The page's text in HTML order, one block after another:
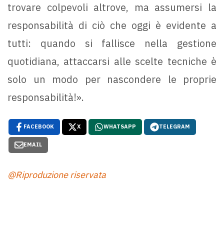
trovare colpevoli altrove, ma assumersi la
responsabilità di ciò che oggi è evidente a
tutti: quando si fallisce nella gestione
quotidiana, attaccarsi alle scelte tecniche è
solo un modo per nascondere le proprie
responsabilità!».
FACEBOOK X WHATSAPP TELEGRAM
EMAIL
@Riproduzione riservata